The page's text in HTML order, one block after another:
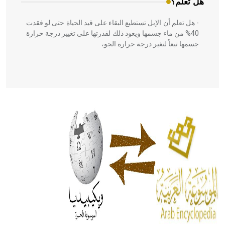
- هل تعلم أن الإبل تستطيع البقاء على قيد الحياة حتى لو فقدت
40% من ماء جسمها ويعود ذلك لقدرتها على تغيير درجة حرارة
جسمها تبعاً لتغير درجة حرارة الجو،
الحكم، الأدلة، تنظيم التغذية، ورسالته في جروح الرأس. ويعود
له الفضل بأنه حرر الطب من الدين والفلسفة.
- هل تعلم أن المرجان إفراز حيواني يتكون في البحر ويتركب
من مادة كربونات الكلسيوم، وهو أحمر أو شديد الحمرة وهو
أجود أنواعه، ويمتاز بكبر الحجم ويسمى الش